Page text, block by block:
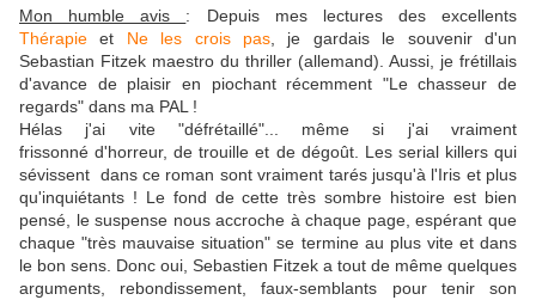
Mon humble avis : Depuis mes lectures des excellents
Thérapie et Ne les crois pas , je gardais le souvenir d'un
Sebastian Fitzek maestro du thriller (allemand). Aussi, je frétillais
d'avance de plaisir en piochant récemment "Le chasseur de
regards" dans ma PAL !
Hélas j'ai vite "défrétaillé"... même si j'ai vraiment
frissonné d'horreur, de trouille et de dégoût. Les serial killers qui
sévissent dans ce roman sont vraiment tarés jusqu'à l'Iris et plus
qu'inquiétants ! Le fond de cette très sombre histoire est bien
pensé, le suspense nous accroche à chaque page, espérant que
chaque "très mauvaise situation" se termine au plus vite et dans
le bon sens. Donc oui, Sebastien Fitzek a tout de même quelques
arguments, rebondissement, faux-semblants pour tenir son